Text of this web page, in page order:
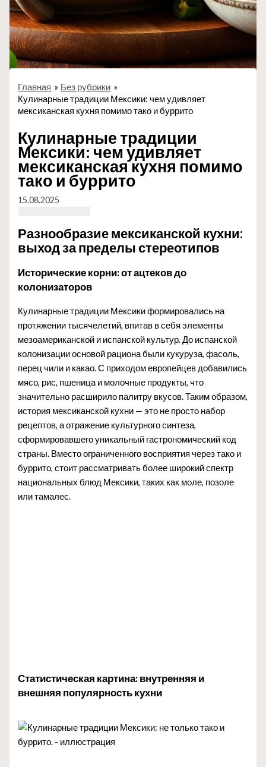
Главная
Без рубрики
Кулинарные традиции Мексики: чем удивляет
мексиканская кухня помимо тако и буррито
Кулинарные традиции
Мексики: чем удивляет
мексиканская кухня помимо
тако и буррито
15.08.2025
Разнообразие мексиканской кухни:
выход за пределы стереотипов
Исторические корни: от ацтеков до
колонизаторов
Кулинарные традиции Мексики формировались на
протяжении тысячелетий, впитав в себя элементы
мезоамериканской и испанской культур. До испанской
колонизации основой рациона были кукуруза, фасоль,
перец чили и какао. С приходом европейцев добавились
мясо, рис, пшеница и молочные продукты, что
значительно расширило палитру вкусов. Таким образом,
история мексиканской кухни — это не просто набор
рецептов, а отражение культурного синтеза,
сформировавшего уникальный гастрономический код
страны. Вместо ограниченного восприятия через тако и
буррито, стоит рассматривать более широкий спектр
национальных блюд Мексики, таких как моле, позоле
или тамалес.
Статистическая картина: внутренняя и
внешняя популярность кухни